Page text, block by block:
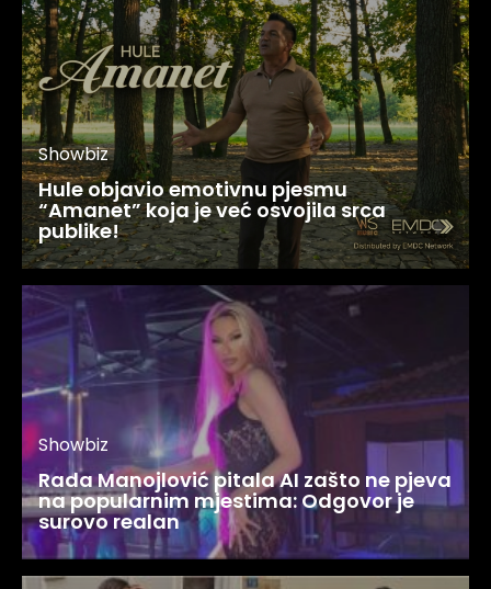
Showbiz
Hule objavio emotivnu pjesmu
“Amanet” koja je već osvojila srca
publike!
Showbiz
Rada Manojlović pitala AI zašto ne pjeva
na popularnim mjestima: Odgovor je
surovo realan